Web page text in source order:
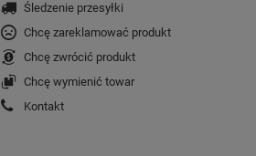
Śledzenie przesyłki
Chcę zareklamować produkt
Chcę zwrócić produkt
Chcę wymienić towar
Kontakt